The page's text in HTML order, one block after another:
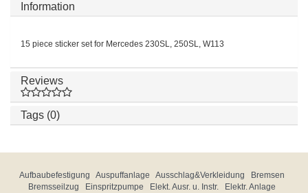
Information
15 piece sticker set for Mercedes 230SL, 250SL, W113
Reviews
Tags (0)
Aufbaubefestigung Auspuffanlage Ausschlag&Verkleidung
Bremsen
Bremsseilzug
Einspritzpumpe Elekt. Ausr. u. Instr.
Elektr. Anlage